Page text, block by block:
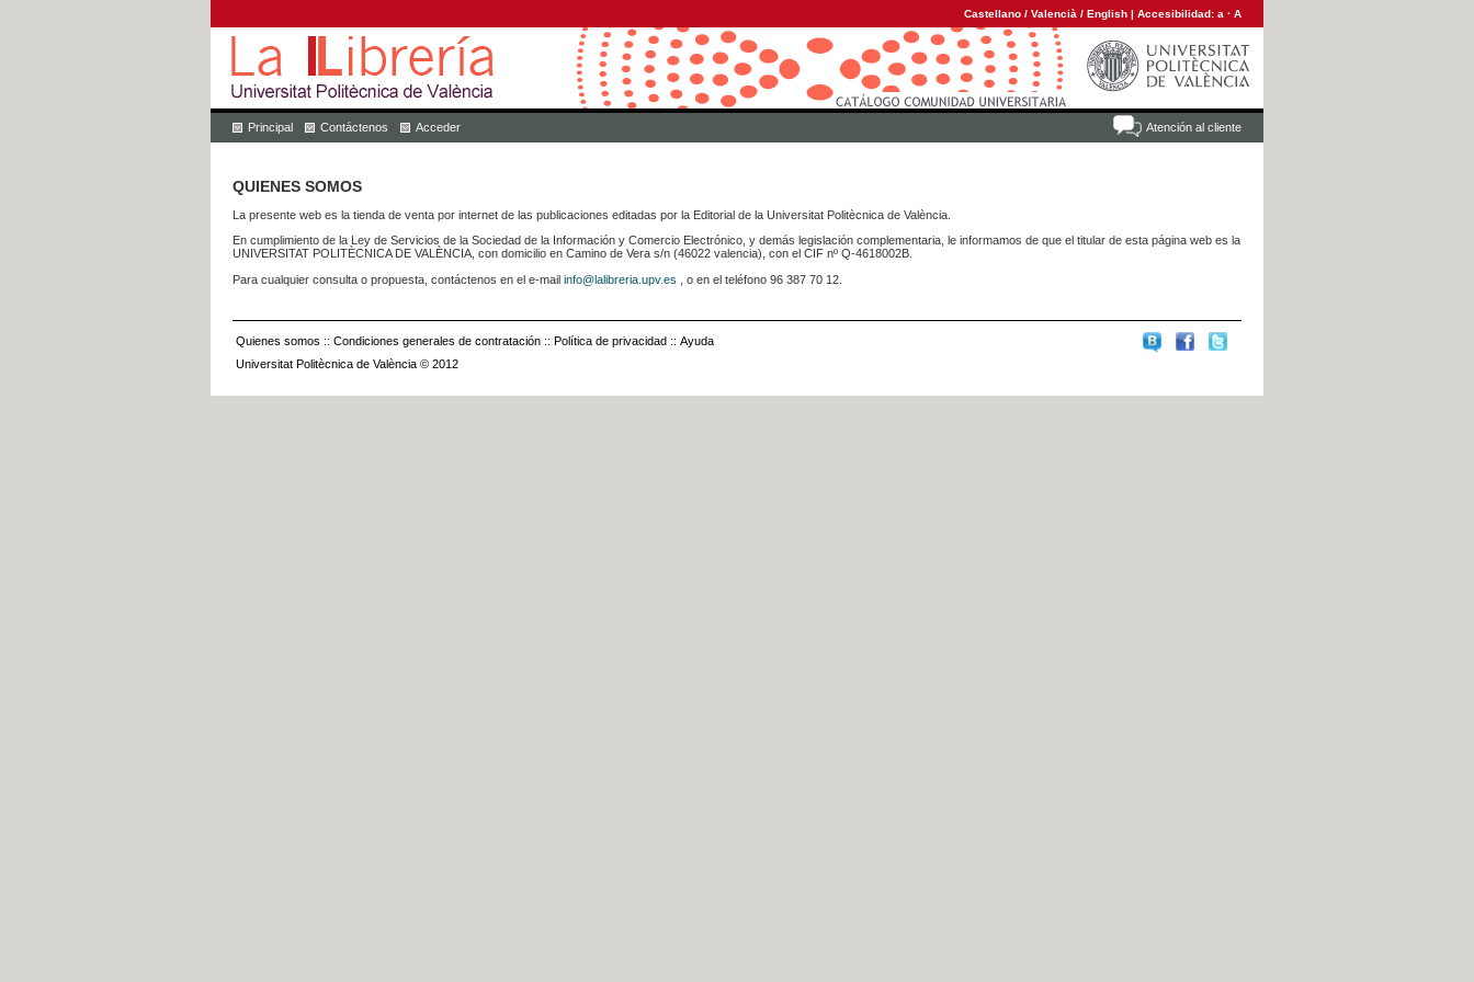
Castellano / Valencià / English | Accesibilidad: a · A
Atención al cliente
Principal Contáctenos Acceder
QUIENES SOMOS
La presente web es la tienda de venta por internet de las publicaciones editadas por la Editorial de la Universitat Politècnica de València.
En cumplimiento de la Ley de Servicios de la Sociedad de la Información y Comercio Electrónico, y demás legislación complementaria, le informamos de que el titular de esta página web es la
UNIVERSITAT POLITÈCNICA DE VALÈNCIA, con domicilio en Camino de Vera s/n (46022 valencia), con el CIF nº Q-4618002B.
Para cualquier consulta o propuesta, contáctenos en el e-mail info@lalibreria.upv.es , o en el teléfono 96 387 70 12.
Quienes somos :: Condiciones generales de contratación :: Política de privacidad :: Ayuda
Universitat Politècnica de València © 2012